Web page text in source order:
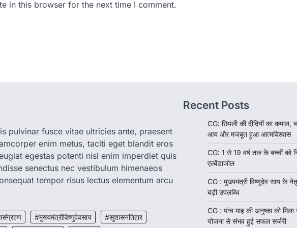
in this browser for the next time I comment.
pulvinar fusce vitae ultricies ante, praesent
enim metus, taciti eget blandit eros
egestas potenti nisl enim imperdiet quis
senectus nec vestibulum himenaeos
tempor risus lectus elementum arcu
#मुख्यमंत्रीविष्णुदेवसाय
#सुशासनतिहार
Recent Posts
CG: छिपली की दीदियों का कमाल,
आय और मजबूत हुआ आत्मविश्वास
CG: 1 से 19 वर्ष तक के बच्चों को
एल्बेंडाजोल
CG : मुख्यमंत्री विष्णुदेव साय के
बड़ी उपलब्धि
CG : पांच माह की अनुष्का को मिला
योजना से संभव हुई सफल सर्जरी